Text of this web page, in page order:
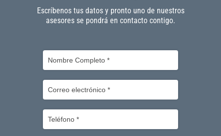
Escríbenos tus datos y pronto uno de nuestros
asesores se pondrá en contacto contigo.